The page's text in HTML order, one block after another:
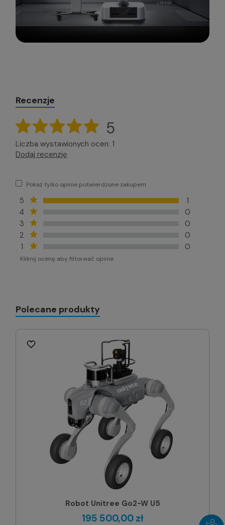
Recenzje
5
Liczba wystawionych ocen: 1
Dodaj recenzję
Pokaż tylko opinie potwierdzone zakupem
5
1
4
0
3
0
2
0
1
0
Kliknij ocenę aby filtorwać opinie
Polecane produkty
Robot Unitree Go2-W U5
195 500,00 zł